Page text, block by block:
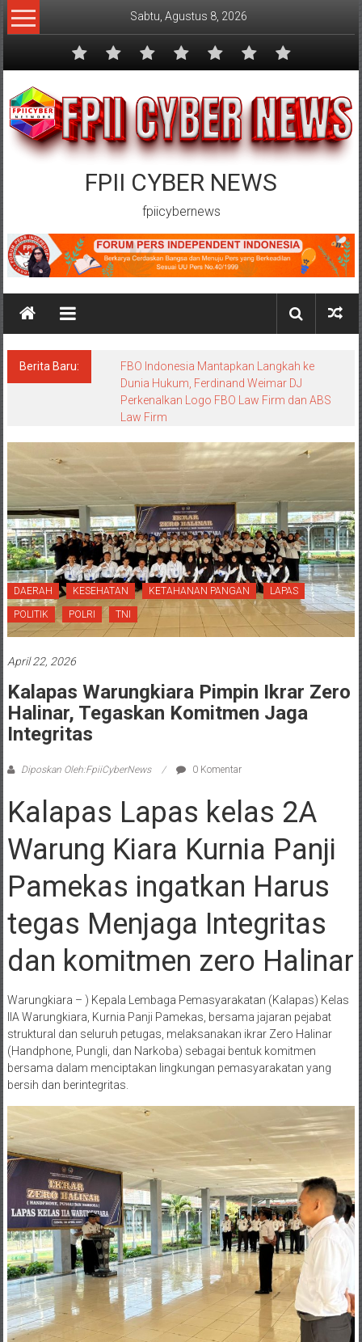
Lompat
ke
Sabtu, Agustus 8, 2026
FPII CYBER NEWS
fpiicybernews
Berita Baru:
FBO Indonesia Mantapkan Langkah ke
Dunia Hukum, Ferdinand Weimar DJ
Perkenalkan Logo FBO Law Firm dan ABS
Law Firm
DAERAH KESEHATAN KETAHANAN PANGAN LAPAS
POLITIK POLRI TNI
April 22, 2026
Kalapas Warungkiara Pimpin Ikrar Zero
Halinar, Tegaskan Komitmen Jaga
Integritas
Diposkan Oleh:FpiiCyberNews 0 Komentar
Kalapas Lapas kelas 2A
Warung Kiara Kurnia Panji
Pamekas ingatkan Harus
tegas Menjaga Integritas
dan komitmen zero Halinar
Warungkiara – ) Kepala Lembaga Pemasyarakatan (Kalapas) Kelas
IIA Warungkiara, Kurnia Panji Pamekas, bersama jajaran pejabat
struktural dan seluruh petugas, melaksanakan ikrar Zero Halinar
(Handphone, Pungli, dan Narkoba) sebagai bentuk komitmen
bersama dalam menciptakan lingkungan pemasyarakatan yang
bersih dan berintegritas.